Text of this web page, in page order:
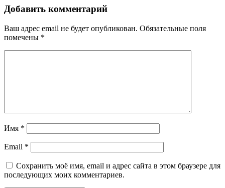
Добавить комментарий
Ваш адрес email не будет опубликован. Обязательные поля
помечены *
Имя *
Email *
Сохранить моё имя, email и адрес сайта в этом браузере для
последующих моих комментариев.